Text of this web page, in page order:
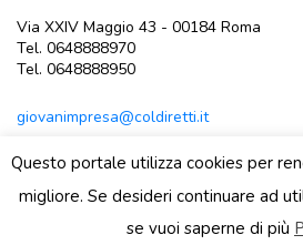
Via XXIV Maggio 43 - 00184 Roma
Tel. 0648888970
Tel. 0648888950
giovanimpresa@coldiretti.it
Questo portale utilizza cookies per
migliore. Se desideri continuare ad
se vuoi saperne di più